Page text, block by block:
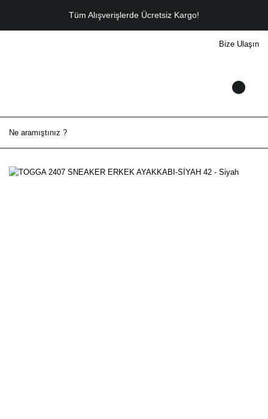
Tüm Alışverişlerde Ücretsiz Kargo!
Bize Ulaşın